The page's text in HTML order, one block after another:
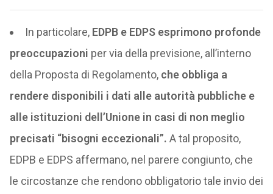
In particolare, EDPB e EDPS esprimono profonde
preoccupazioni per via della previsione, all’interno
della Proposta di Regolamento, che obbliga a
rendere disponibili i dati alle autorità pubbliche e
alle istituzioni dell’Unione in casi di non meglio
precisati “bisogni eccezionali”. A tal proposito,
EDPB e EDPS affermano, nel parere congiunto, che
le circostanze che rendono obbligatorio tale invio dei